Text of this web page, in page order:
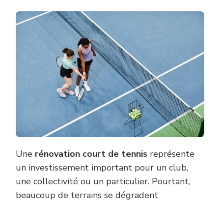
APRÈS
UNE
TENNIS
?
Une rénovation court de tennis représente
un investissement important pour un club,
une collectivité ou un particulier. Pourtant,
beaucoup de terrains se dégradent